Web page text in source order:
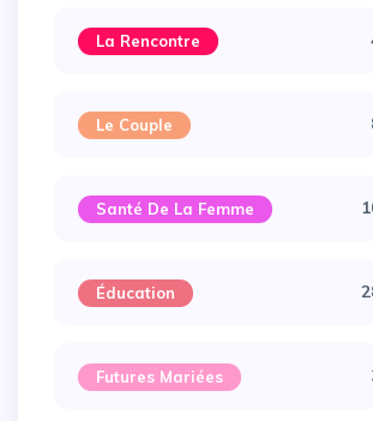
La Rencontre
Le Couple
Santé De La Femme
Éducation
Futures Mariées